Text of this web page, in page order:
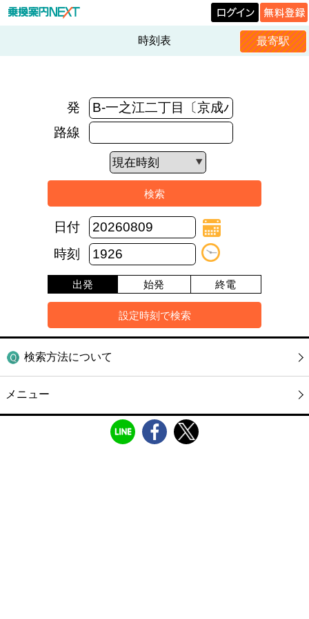
時刻表 最寄駅
発
路線
日付
時刻
出発 始発 終電
検索方法について
メニュー